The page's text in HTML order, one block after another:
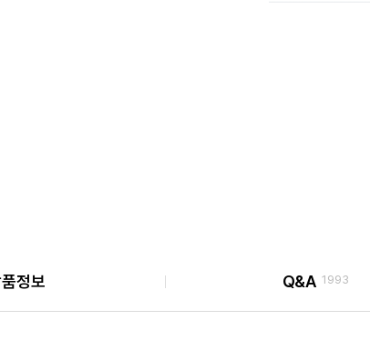
정보 Q&A 1993